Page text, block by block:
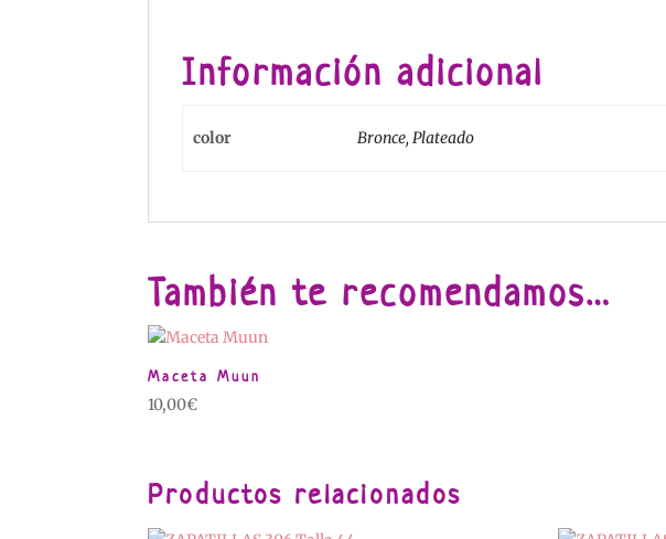
Información adicional
color Bronce, Plateado
También te recomendamos…
Maceta Muun
10,00€
Productos relacionados